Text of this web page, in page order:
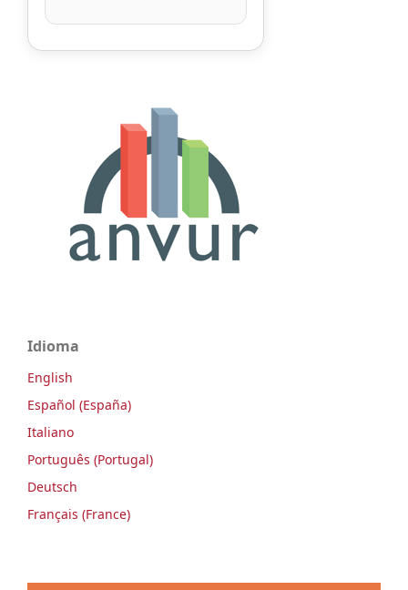
Idioma
English
Español (España)
Italiano
Português (Portugal)
Deutsch
Français (France)